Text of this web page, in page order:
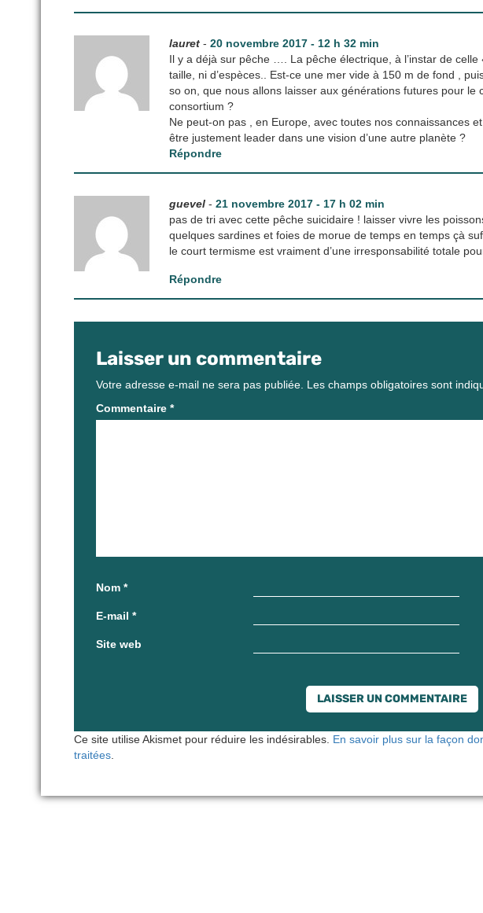
lauret -20 novembre 2017 - 12 h 32 min
Il y a déjà sur pêche …. La pêche électrique, à l’instar de
taille, ni d’espèces.. Est-ce une mer vide à 150 m de fond ,
so on, que nous allons laisser aux générations futures pour le
consortium ?
Ne peut-on pas , en Europe, avec toutes nos connaissances
être justement leader dans une vision d’une autre planète ?
Répondre
guevel -21 novembre 2017 - 17 h 02 min
pas de tri avec cette pêche suicidaire ! laisser vivre les
quelques sardines et foies de morue de temps en temps çà
le court termisme est vraiment d’une irresponsabilité totale
Répondre
Laisser un commentaire
Votre adresse e-mail ne sera pas publiée. Les champs obligatoires sont
Commentaire *
Nom *
E-mail *
Site web
Ce site utilise Akismet pour réduire les indésirables. En savoir plus sur la façon
traitées